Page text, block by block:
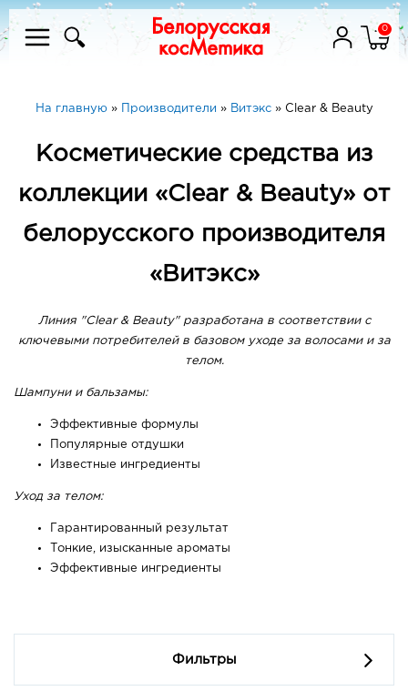
0
На главную» Производители » Витэкс» Clear & Beauty
Косметические средства из
коллекции «Clear & Beauty» от
белорусского производителя
«Витэкс»
Линия "Clear & Beauty" разработана в соответствии с
ключевыми потребителей в базовом уходе за волосами и за
телом.
Шампуни и бальзамы:
Эффективные формулы
Популярные отдушки
Известные ингредиенты
Уход за телом:
Гарантированный результат
Тонкие, изысканные ароматы
Эффективные ингредиенты
Фильтры